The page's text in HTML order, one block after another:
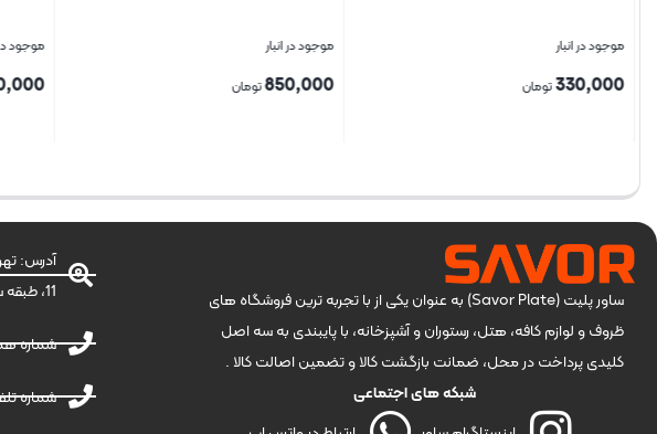
موجود در انبار
330,000تومان
موجود در انبار
850,000تومان
موجود در
ساور پلیت (Savor Plate) به عنوان یکی از با تجربه ترین فروشگاه های
ظروف و لوازم کافه، هتل، رستوران و آشپزخانه، با پایبندی به سه اصل
کلیدی پرداخت در محل، ضمانت بازگشت کالا و تضمین اصالت کالا .
شبکه های اجتماعی
11، طبقه سوم
شماره
شماره تلفن